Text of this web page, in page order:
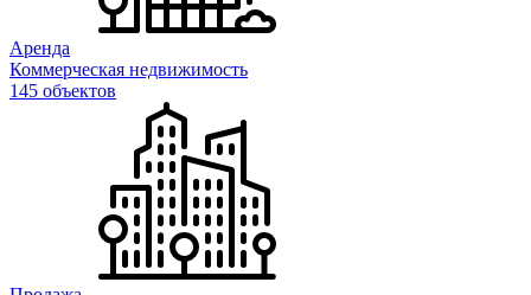
Аренда
Коммерческая недвижимость
145 объектов